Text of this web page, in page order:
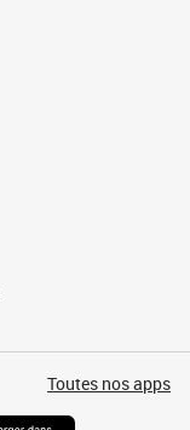
Toutes nos apps